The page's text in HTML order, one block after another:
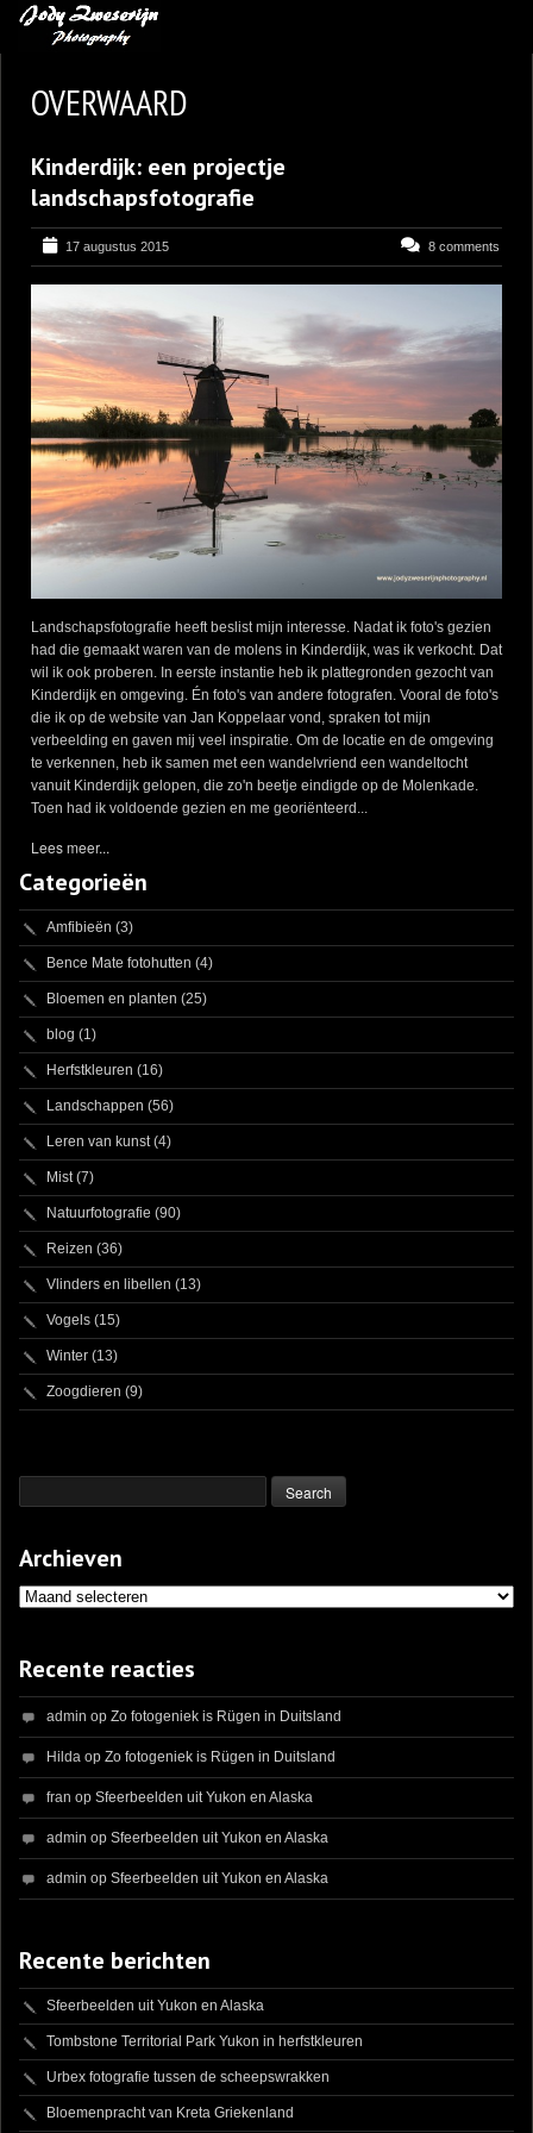
BLOG
LEREN VAN KUNST
BENCE MATE FOTOHUTTEN
OVER MIJ
OVERWAARD
Kinderdijk: een projectje
landschapsfotografie
17 augustus 2015 8 comments
Landschapsfotografie heeft beslist mijn interesse. Nadat ik foto's gezien
had die gemaakt waren van de molens in Kinderdijk, was ik verkocht. Dat
wil ik ook proberen. In eerste instantie heb ik plattegronden gezocht van
Kinderdijk en omgeving. Én foto's van andere fotografen. Vooral de foto's
die ik op de website van Jan Koppelaar vond, spraken tot mijn
verbeelding en gaven mij veel inspiratie. Om de locatie en de omgeving
te verkennen, heb ik samen met een wandelvriend een wandeltocht
vanuit Kinderdijk gelopen, die zo'n beetje eindigde op de Molenkade.
Toen had ik voldoende gezien en me georiënteerd...
Lees meer...
Categorieën
Amfibieën (3)
Bence Mate fotohutten (4)
Bloemen en planten (25)
blog (1)
Herfstkleuren (16)
Landschappen (56)
Leren van kunst(4)
Mist(7)
Natuurfotografie (90)
Reizen (36)
Vlinders en libellen (13)
Vogels (15)
Winter (13)
Zoogdieren (9)
Archieven
Archieven
Recente reacties
admin op Zo fotogeniek is Rügen in Duitsland
Hilda op Zo fotogeniek is Rügen in Duitsland
fran op Sfeerbeelden uit Yukon en Alaska
admin op Sfeerbeelden uit Yukon en Alaska
admin op Sfeerbeelden uit Yukon en Alaska
Recente berichten
Sfeerbeelden uit Yukon en Alaska
Tombstone Territorial Park Yukon in herfstkleuren
Urbex fotografie tussen de scheepswrakken
Bloemenpracht van Kreta Griekenland